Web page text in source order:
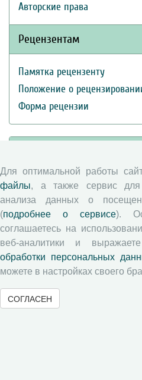
Авторские права
Рецензентам
Памятка рецензенту
Положение о
Форма рецензии
Экономические и
Проблемы развития
Вопросы территориального
Социальное пространство
Юный экономист
АгроЗооТехника
Для оптимальной работы
файлы, а также сервис для
анализа данных о
(подробнее о сервисе).
соглашаетесь на
веб-аналитики и
обработки персональных
можете в настройках своего
СОГЛАСЕН